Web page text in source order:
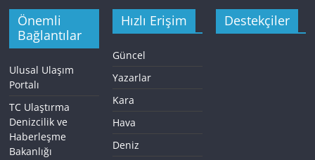
Önemli
Bağlantılar
Ulusal Ulaşım
Portalı
TC Ulaştırma
Denizcilik ve
Haberleşme
Bakanlığı
Hızlı Erişim
Güncel
Yazarlar
Kara
Hava
Deniz
Destekçiler